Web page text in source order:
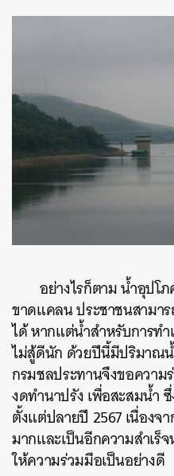
อย่างไรก็ตาม น้ำอุปโ
ขาดแคลน ประชาชนสามา
ได้ หากแต่น้ำสำหรับการท
ไม่สู้ดีนัก ด้วยปีนี้มีปริมาณ
กรมชลประทานจึงขอควา
งดทำนาปรัง เพื่อสะสมน้ำ
ตั้งแต่ปลายปี 2567 เนื่องจ
มากและเป็นอีกความสำเร็
ให้ความร่วมมือเป็นอย่างดี